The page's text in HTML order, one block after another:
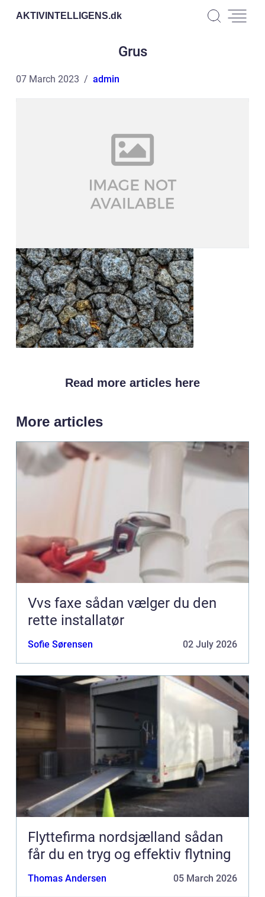
AKTIVINTELLIGENS.dk
Grus
07 March 2023 admin
Read more articles here
More articles
Vvs faxe sådan vælger du den
rette installatør
Sofie Sørensen 02 July 2026
Flyttefirma nordsjælland sådan
får du en tryg og effektiv flytning
Thomas Andersen 05 March 2026